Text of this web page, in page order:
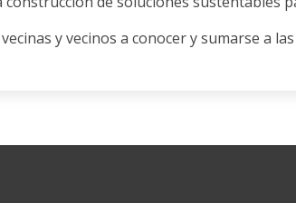
y vecinos a conocer y sumarse a